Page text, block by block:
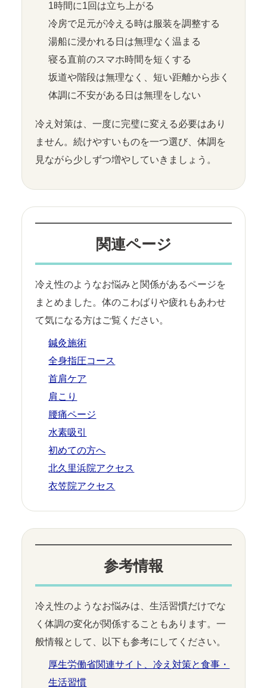
1時間に1回は立ち上がる
冷房で足元が冷える時は服装を調整する
湯船に浸かれる日は無理なく温まる
寝る直前のスマホ時間を短くする
坂道や階段は無理なく、短い距離から歩く
体調に不安がある日は無理をしない
冷え対策は、一度に完璧に変える必要はあり
ません。続けやすいものを一つ選び、体調を
見ながら少しずつ増やしていきましょう。
関連ページ
冷え性のようなお悩みと関係があるページを
まとめました。体のこわばりや疲れもあわせ
て気になる方はご覧ください。
鍼灸施術
全身指圧コース
首肩ケア
肩こり
腰痛ページ
水素吸引
初めての方へ
北久里浜院アクセス
衣笠院アクセス
参考情報
冷え性のようなお悩みは、生活習慣だけでな
く体調の変化が関係することもあります。一
般情報として、以下も参考にしてください。
厚生労働省関連サイト、冷え対策と食事・
生活習慣